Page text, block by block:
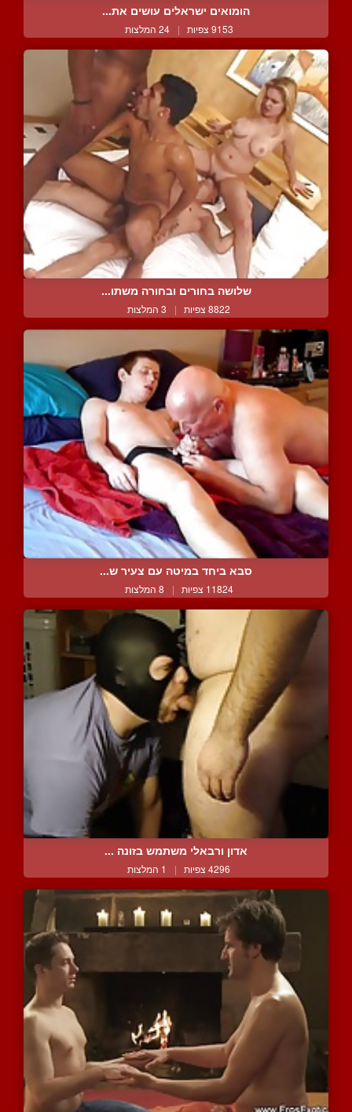
הומואים ישראלים עושים את...
9153 צפיות | 24 המלצות
שלושה בחורים ובחורה משתו...
8822 צפיות | 3 המלצות
סבא ביחד במיטה עם צעיר ש...
11824 צפיות | 8 המלצות
אדון ורבאלי משתמש בזונה ...
4296 צפיות | 1 המלצות